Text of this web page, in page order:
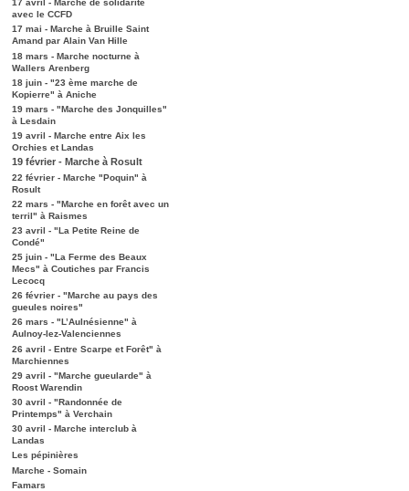
17 avril - Marche de solidarité
avec le CCFD
17 mai - Marche à Bruille Saint
Amand par Alain Van Hille
18 mars - Marche nocturne à
Wallers Arenberg
18 juin - "23 ème marche de
Kopierre" à Aniche
19 mars - "Marche des Jonquilles"
à Lesdain
19 avril - Marche entre Aix les
Orchies et Landas
19 février - Marche à Rosult
22 février - Marche "Poquin" à
Rosult
22 mars - "Marche en forêt avec un
terril" à Raismes
23 avril - "La Petite Reine de
Condé"
25 juin - "La Ferme des Beaux
Mecs" à Coutiches par Francis
Lecocq
26 février - "Marche au pays des
gueules noires"
26 mars - "L’Aulnésienne" à
Aulnoy-lez-Valenciennes
26 avril - Entre Scarpe et Forêt" à
Marchiennes
29 avril - "Marche gueularde" à
Roost Warendin
30 avril - "Randonnée de
Printemps" à Verchain
30 avril - Marche interclub à
Landas
Les pépinières
Marche - Somain
Famars